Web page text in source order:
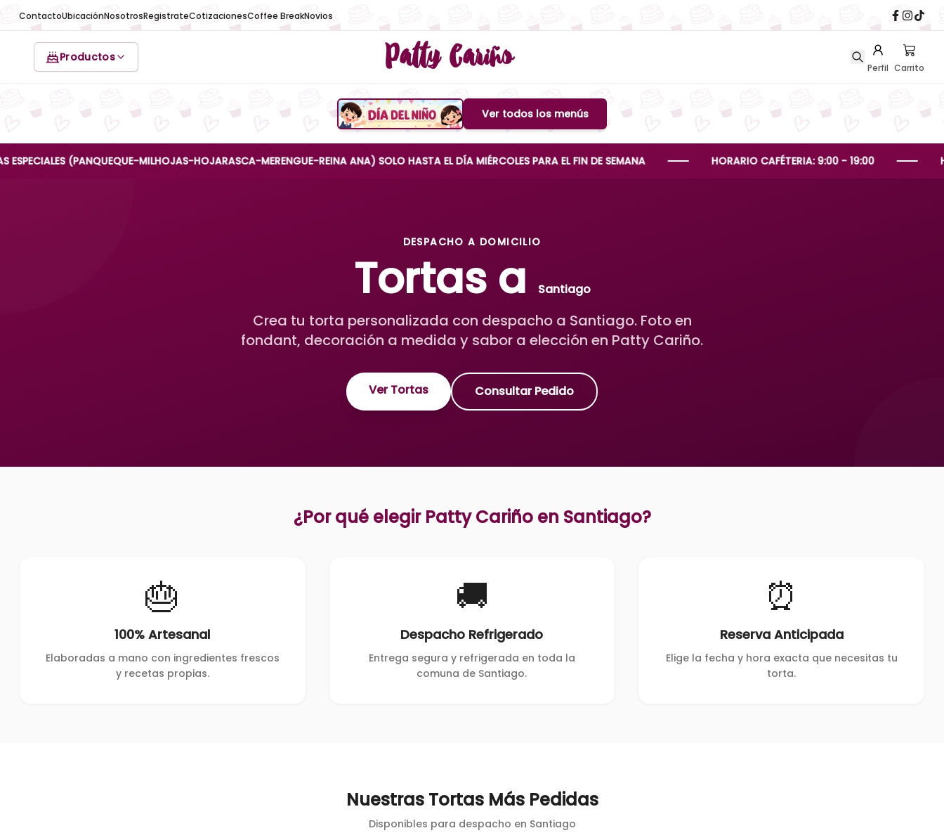
ContactoUbicaciónNosotrosRegistrateCotizacionesCoffee BreakNovios
Productos Patty Cariño Perfil Carrito
Boton de menuVer todos los menús
(PANQUEQUE-MILHOJAS-HOJARASCA-MERENGUE-REINA ANA) SOLO HASTA EL DÍA MIÉRCOLES PARA EL FIN DE SEMANA HORARIO CAFÉTERIA: 9:00 - 19:00
DESPACHO A DOMICILIO
Tortas a Santiago
Crea tu torta personalizada con despacho a Santiago. Foto en
fondant, decoración a medida y sabor a elección en Patty Cariño.
Ver Tortas Consultar Pedido
¿Por qué elegir Patty Cariño en Santiago?
🎂
100% Artesanal
Elaboradas a mano con ingredientes frescos
y recetas propias.
🚚
Despacho Refrigerado
Entrega segura y refrigerada en toda la
comuna de Santiago.
⏰
Reserva Anticipada
Elige la fecha y hora exacta que necesitas tu
torta.
Nuestras Tortas Más Pedidas
Disponibles para despacho en Santiago